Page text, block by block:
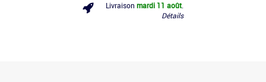
Livraison mardi 11 août
Détails